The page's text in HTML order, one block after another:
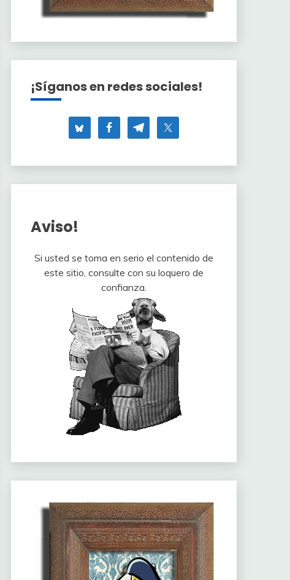
¡Síganos en redes sociales!
Aviso!
Si usted se toma en serio el contenido de
este sitio, consulte con su loquero de
confianza.